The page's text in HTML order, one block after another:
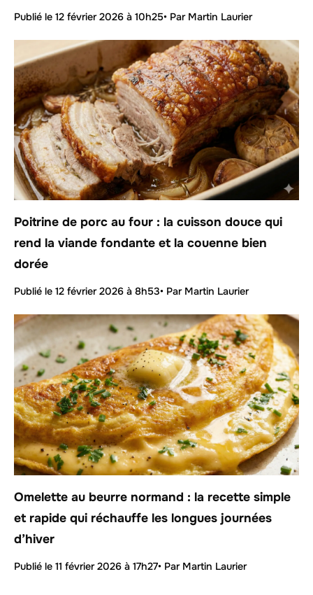
Publié le 12 février 2026 à 10h25• Par Martin Laurier
Poitrine de porc au four : la cuisson douce qui
rend la viande fondante et la couenne bien
dorée
Publié le 12 février 2026 à 8h53• Par Martin Laurier
Omelette au beurre normand : la recette simple
et rapide qui réchauffe les longues journées
d’hiver
Publié le 11 février 2026 à 17h27• Par Martin Laurier